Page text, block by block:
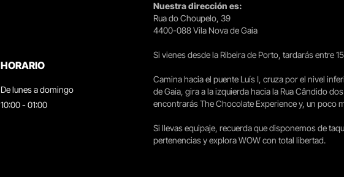
HORARIO
De lunes a domingo
10:00 - 01:00
Nuestra dirección es:
Rua do Choupelo, 39
4400-088 Vila Nova de Gaia
Si vienes desde la Ribeira de Porto, tardarás entre
Camina hacia el puente Luís I, cruza por el nivel
de Gaia, gira a la izquierda hacia la Rua Cândido
encontrarás The Chocolate Experience y, un poco
Si llevas equipaje, recuerda que disponemos de
pertenencias y explora WOW con total libertad.